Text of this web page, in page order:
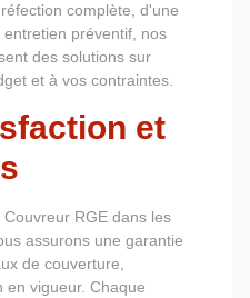
complète, d'une
préventif, nos
des solutions sur
et à vos contraintes.
et
RGE dans les
assurons une garantie
de couverture,
en vigueur. Chaque